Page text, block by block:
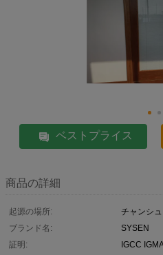
ベストプライス
商品の詳細
起源の場所:
チャンシ
ブランド名:
SYSEN
証明:
IGCC